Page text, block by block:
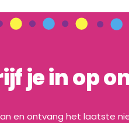
je in op
en ontvang het laatste